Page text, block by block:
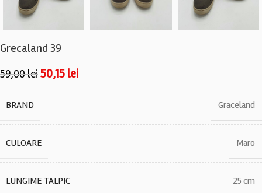
Grecaland 39
59,00lei50,15 lei
BRAND Graceland
CULOARE Maro
LUNGIME TALPIC 25 cm